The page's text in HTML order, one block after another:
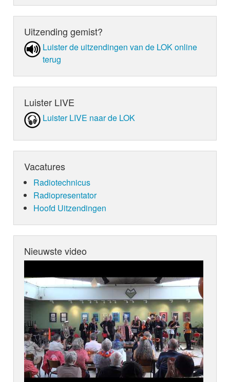
Uitzending gemist?
Luister de uit­zen­din­gen van de LOK online
terug
Luister LIVE
Luister LIVE naar de LOK
Vacatures
Radiotechnicus
Radiopresentator
Hoofd Uitzendingen
Nieuwste video